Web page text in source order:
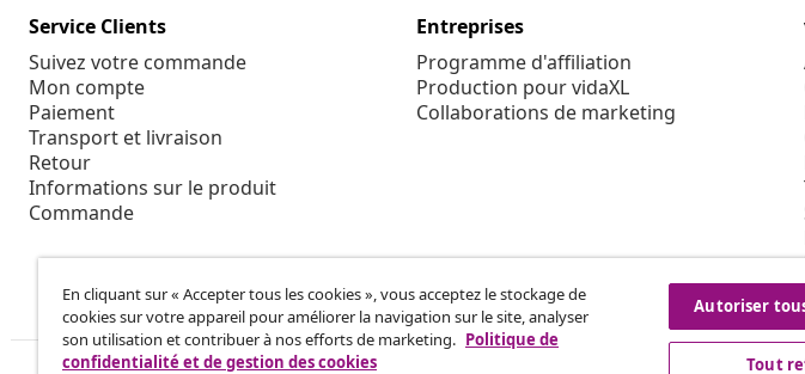
Service Clients
Suivez votre commande
Mon compte
Paiement
Transport et livraison
Retour
Informations sur le produit
Commande
Entreprises
Programme d'affiliation
Production pour vidaXL
Collaborations de marketing
En cliquant sur « Accepter tous les cookies », vous acceptez le stockage de
cookies sur votre appareil pour améliorer la navigation sur le site, analyser
son utilisation et contribuer à nos efforts de marketing. Politique de
confidentialité et de gestion des cookies
Autoriser
Tout